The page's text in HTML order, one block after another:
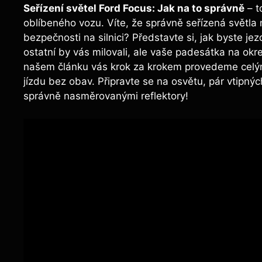
Seřízení světel Ford Focus: Jak na to správně –
oblíbeného vozu. Víte, že správně seřízená
bezpečnosti na silnici? Představte si, jak byste
ostatní by vás milovali, ale vaše padesátka na
našem článku vás krok za krokem provedeme
jízdu bez obav. Připravte se na osvětu, pár
správně nasměrovanými reflektory!